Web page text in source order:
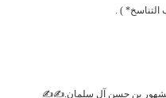
) .
مشهور بن حسن آل سلمان.✍✍